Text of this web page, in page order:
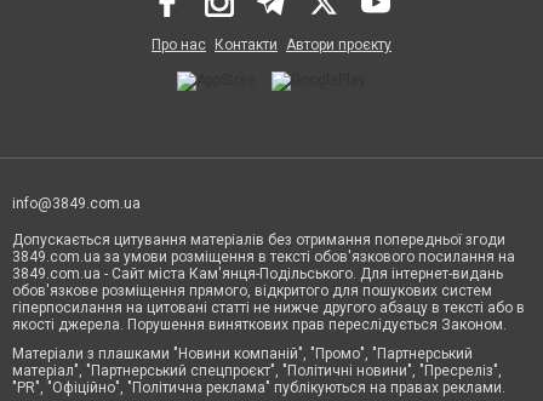
Про нас Контакти Автори проєкту
info@3849.com.ua
Допускається цитування матеріалів без отримання попередньої згоди
3849.com.ua за умови розміщення в тексті обов'язкового посилання на
3849.com.ua - Сайт міста Кам'янця-Подільського. Для інтернет-видань
обов'язкове розміщення прямого, відкритого для пошукових систем
гіперпосилання на цитовані статті не нижче другого абзацу в тексті або в
якості джерела. Порушення виняткових прав переслідується Законом.
Матеріали з плашками "Новини компаній", "Промо", "Партнерський
матеріал", "Партнерський спецпроєкт", "Політичні новини", "Пресреліз",
"PR", "Офіційно", "Політична реклама" публікуються на правах реклами.